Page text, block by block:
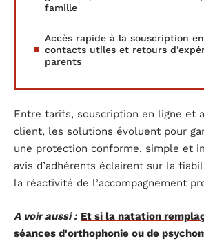
famille
Accès rapide à la souscription
contacts utiles et retours
parents
Entre tarifs, souscription en ligne et
client, les solutions évoluent pour
une protection conforme, simple et
avis d’adhérents éclairent sur la
la réactivité de l’accompagnement
A voir aussi : Et si la natation
séances d'orthophonie ou de